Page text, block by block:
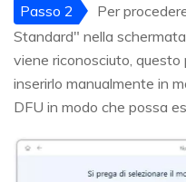
Passo 2
Per
Standard" nella
viene riconosciuto,
inserirlo manualmente in
DFU in modo che possa